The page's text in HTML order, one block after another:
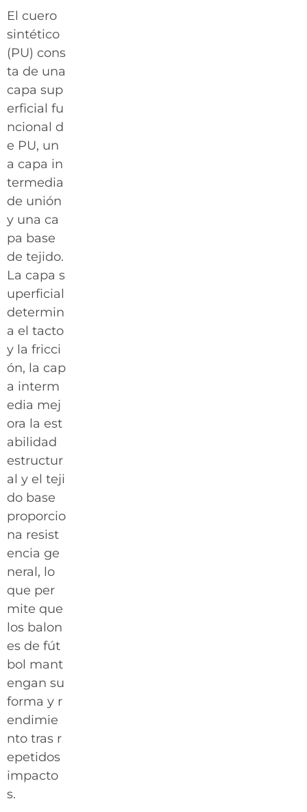
El cuero
sintético
(PU) cons
ta de una
capa sup
erficial fu
ncional d
e PU, un
a capa in
termedia
de unión
y una ca
pa base
de tejido.
La capa s
uperficial
determin
a el tacto
y la fricci
ón, la cap
a interm
edia mej
ora la est
abilidad
estructur
al y el teji
do base
proporcio
na resist
encia ge
neral, lo
que per
mite que
los balon
es de fút
bol mant
engan su
forma y r
endimie
nto tras r
epetidos
impacto
s.